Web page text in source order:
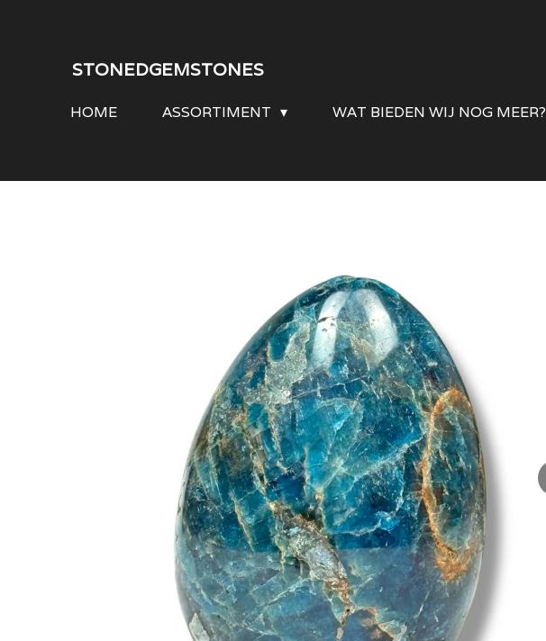
STONEDGEMSTONES
HOME ASSORTIMENT WAT BIEDEN WIJ NOG MEER?